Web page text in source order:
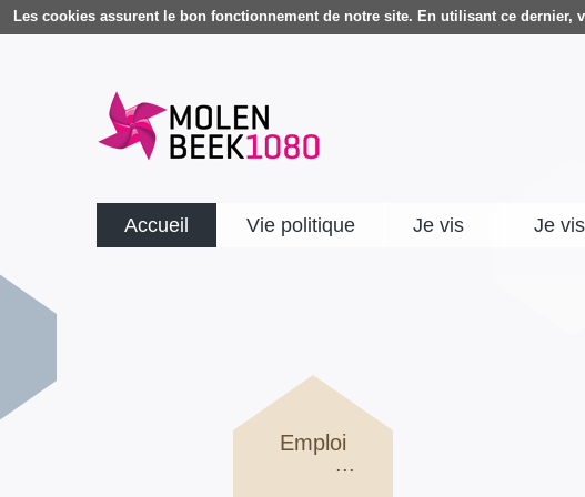
Les cookies assurent le bon fonctionnement de notre site. En utilisant ce dernier,
Accueil Vie politique Je vis Je
Emploi
...